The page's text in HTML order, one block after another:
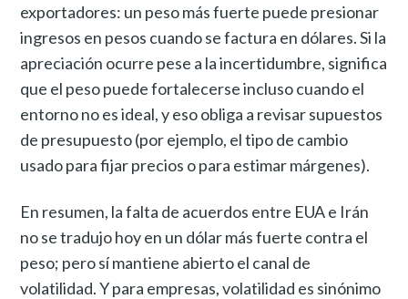
exportadores: un peso más fuerte puede presionar
ingresos en pesos cuando se factura en dólares. Si la
apreciación ocurre pese a la incertidumbre, significa
que el peso puede fortalecerse incluso cuando el
entorno no es ideal, y eso obliga a revisar supuestos
de presupuesto (por ejemplo, el tipo de cambio
usado para fijar precios o para estimar márgenes).
En resumen, la falta de acuerdos entre EUA e Irán
no se tradujo hoy en un dólar más fuerte contra el
peso; pero sí mantiene abierto el canal de
volatilidad. Y para empresas, volatilidad es sinónimo